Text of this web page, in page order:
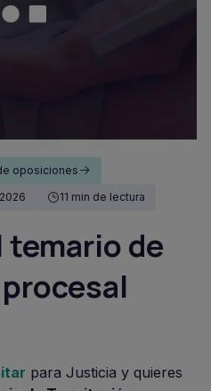
oposiciones
11 min de lectura
temario de
para Justicia y quieres